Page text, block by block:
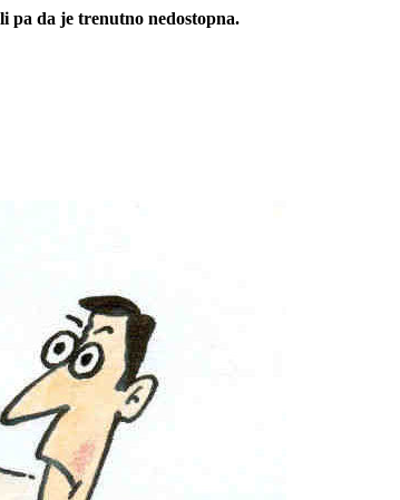
pa da je trenutno nedostopna.